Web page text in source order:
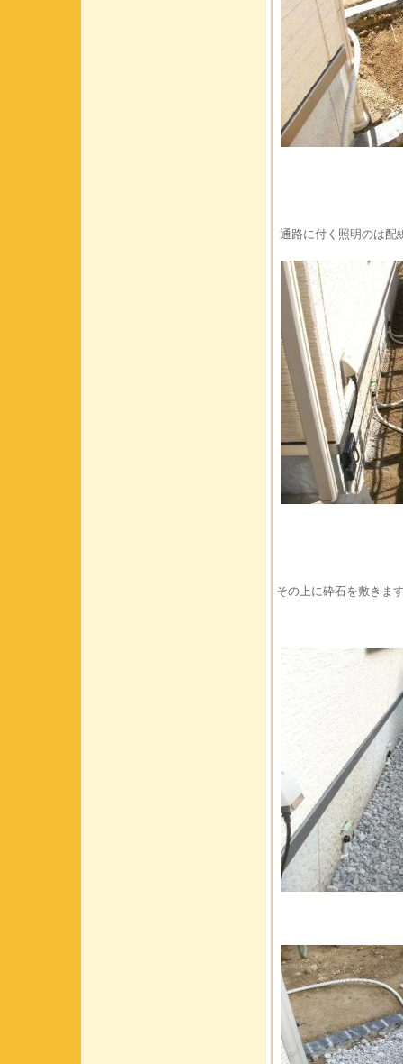
通路に付く照明のは配
その上に砕石を敷きま